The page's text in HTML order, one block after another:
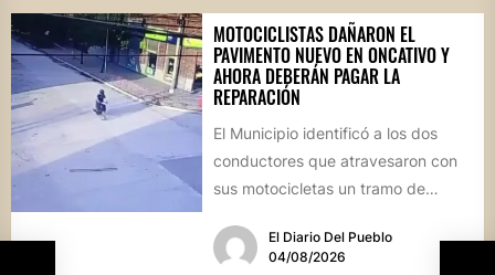
MOTOCICLISTAS DAÑARON EL
PAVIMENTO NUEVO EN ONCATIVO Y
AHORA DEBERÁN PAGAR LA
REPARACIÓN
El Municipio identificó a los dos
conductores que atravesaron con
sus motocicletas un tramo de
calle...
El Diario Del Pueblo
04/08/2026